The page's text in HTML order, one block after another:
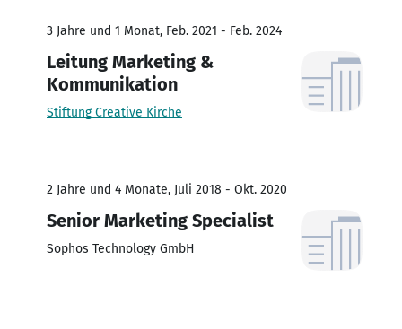
3 Jahre und 1 Monat, Feb. 2021 - Feb. 2024
Leitung Marketing &
Kommunikation
Stiftung Creative Kirche
2 Jahre und 4 Monate, Juli 2018 - Okt. 2020
Senior Marketing Specialist
Sophos Technology GmbH